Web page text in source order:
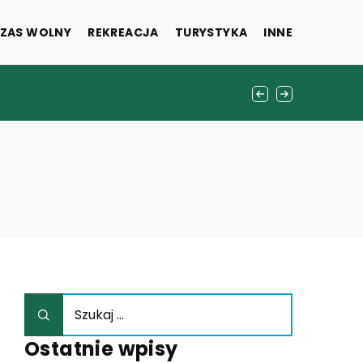
WOLNY REKREACJA TURYSTYKA INNE
domowego?grupy docelowej,
Ostatnie wpisy